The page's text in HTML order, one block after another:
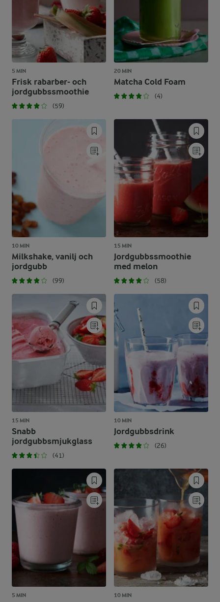
5 MIN
Frisk rabarber- och
jordgubbssmoothie
(59)
20 MIN
Matcha Cold Foam
(4)
10 MIN
Milkshake, vanilj och
jordgubb
(99)
15 MIN
Jordgubbssmoothie
med melon
(58)
15 MIN
Snabb
jordgubbsmjukglass
(41)
10 MIN
Jordgubbsdrink
(26)
5 MIN 10 MIN